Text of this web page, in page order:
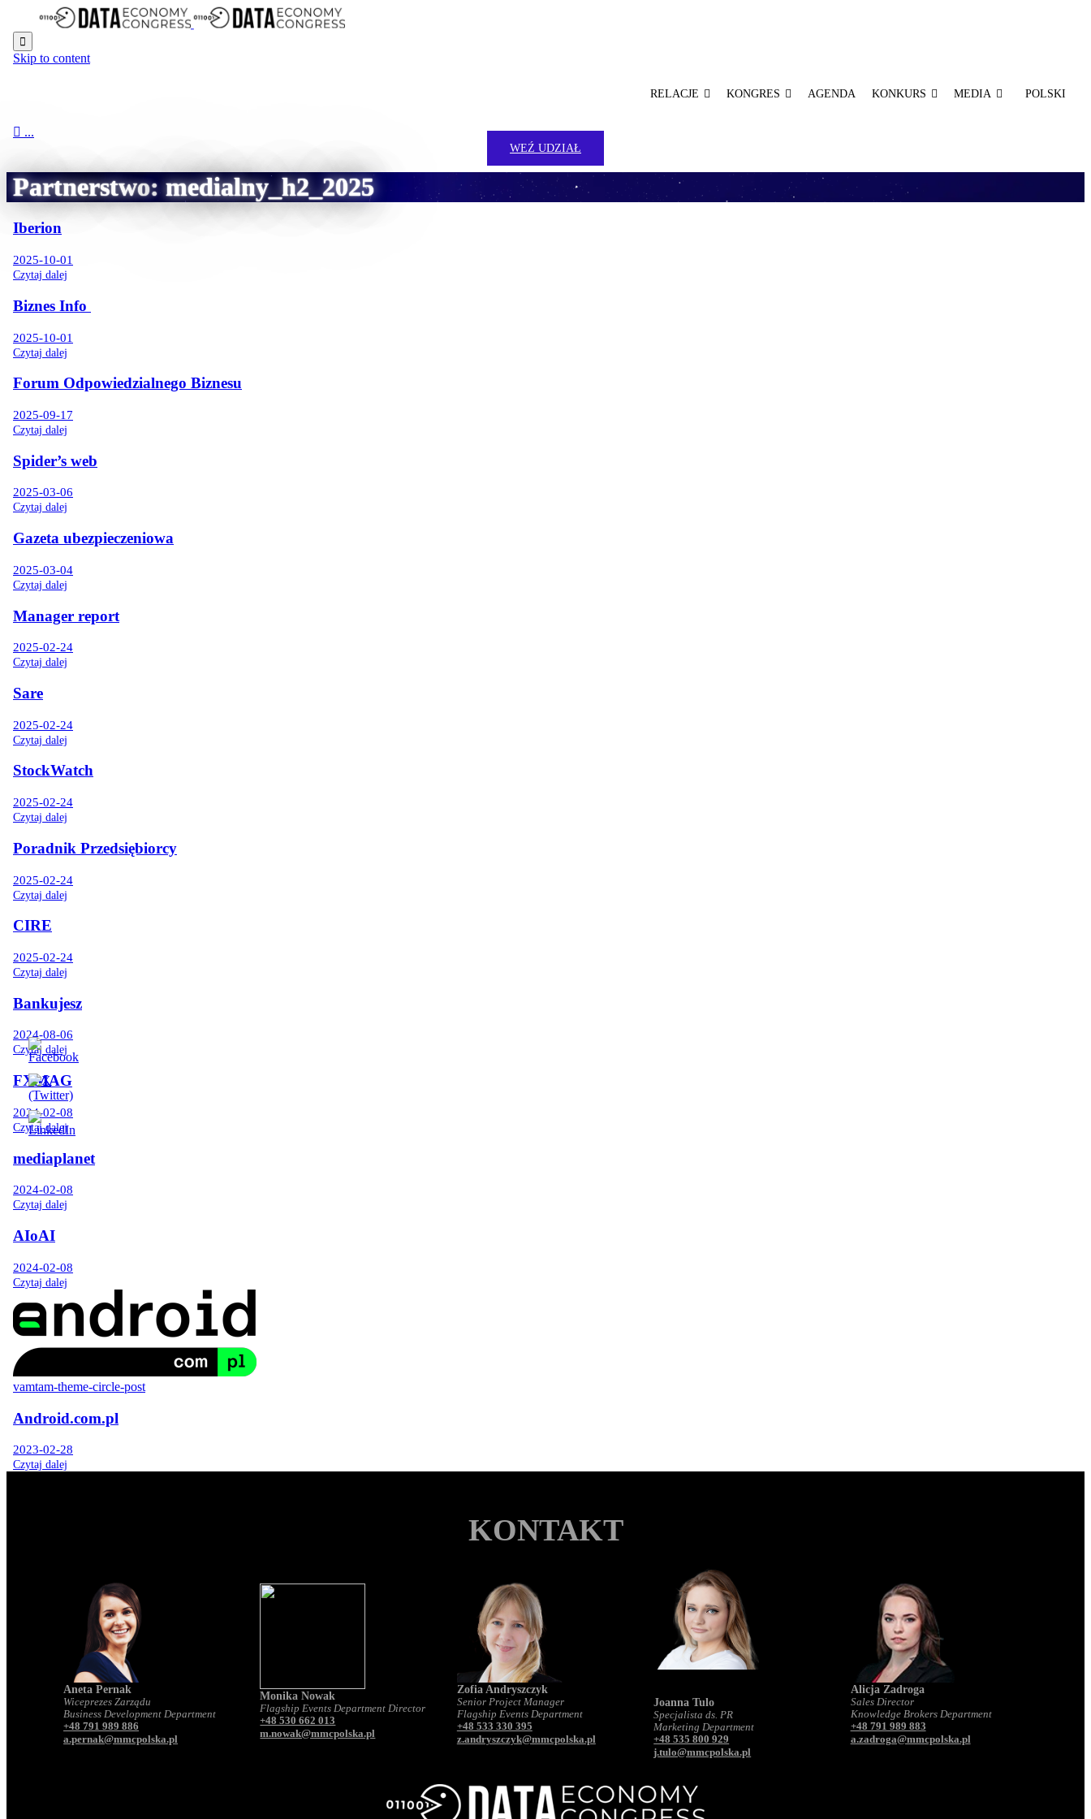

Skip to content
RELACJE KONGRES AGENDA KONKURS MEDIA POLSKI
 ...
WEŹ UDZIAŁ
Partnerstwo:medialny_h2_2025
Iberion
2025-10-01
Czytaj dalej
Biznes Info
2025-10-01
Czytaj dalej
Forum Odpowiedzialnego Biznesu
2025-09-17
Czytaj dalej
Spider’s web
2025-03-06
Czytaj dalej
Gazeta ubezpieczeniowa
2025-03-04
Czytaj dalej
Manager report
2025-02-24
Czytaj dalej
Sare
2025-02-24
Czytaj dalej
StockWatch
2025-02-24
Czytaj dalej
Poradnik Przedsiębiorcy
2025-02-24
Czytaj dalej
CIRE
2025-02-24
Czytaj dalej
Bankujesz
2024-08-06
Czytaj dalej
FXMAG
2024-02-08
Czytaj dalej
mediaplanet
2024-02-08
Czytaj dalej
AIoAI
2024-02-08
Czytaj dalej
vamtam-theme-circle-post
Android.com.pl
2023-02-28
Czytaj dalej
KONTAKT
Aneta Pernak
Wiceprezes Zarządu
Business Development Department
+48 791 989 886
a.pernak@mmcpolska.pl
Monika Nowak
Flagship Events Department Director
+48 530 662 013
m.nowak@mmcpolska.pl
Zofia Andryszczyk
Senior Project Manager
Flagship Events Department
+48 533 330 395
z.andryszczyk@mmcpolska.pl
Joanna Tulo
Specjalista ds. PR
Marketing Department
+48 535 800 929
j.tulo@mmcpolska.pl
Alicja Zadroga
Sales Director
Knowledge Brokers Department
+48 791 989 883
a.zadroga@mmcpolska.pl